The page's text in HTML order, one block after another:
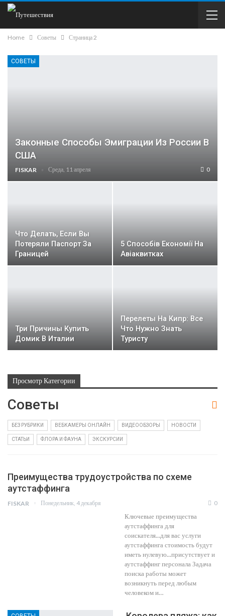
Home Советы Страница 2
СОВЕТЫ
Законные Способы Эмиграции Из России В
США
FISKAR Среда, 11 апреля 0
Что Делать, Если Вы
Потеряли Паспорт За
Границей
5 Способів Економії На
Авіаквитках
Три Причины Купить
Домик В Италии
Перелеты На Кипр: Все
Что Нужно Знать
Туристу
Просмотр Категории
Советы
БЕЗ РУБРИКИ ВЕБКАМЕРЫ ОНЛАЙН ВИДЕООБЗОРЫ НОВОСТИ
СТАТЬИ ФЛОРА И ФАУНА ЭКСКУРСИИ
Преимущества трудоустройства по схеме
аутстаффинга
FISKAR Понедельник, 4 декабря 0
Ключевые преимущества
аутстаффинга для
соискателя...для вас услуги
аутстаффинга стоимость будут
иметь нулевую...присутствует и
аутстаффинг персонала Задача
поиска работы может
возникнуть перед любым
человеком и…